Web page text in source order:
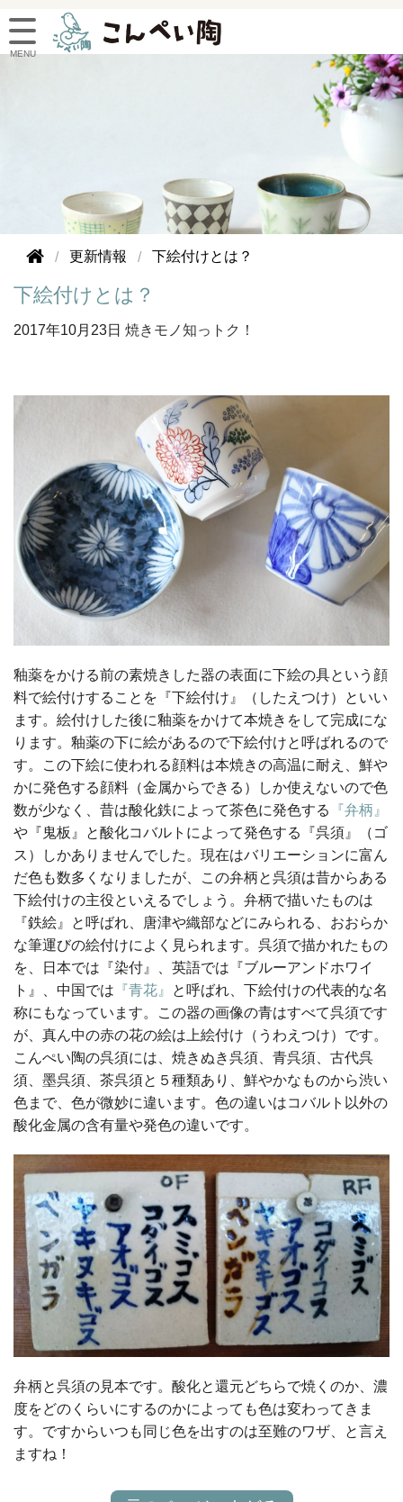
更新情報 下絵付けとは？
下絵付けとは？
2017年10月23日 焼きモノ知っトク！
釉薬をかける前の素焼きした器の表面に下絵の具という顔
料で絵付けすることを『下絵付け』（したえつけ）といい
ます。絵付けした後に釉薬をかけて本焼きをして完成にな
ります。釉薬の下に絵があるので下絵付けと呼ばれるので
す。この下絵に使われる顔料は本焼きの高温に耐え、鮮や
かに発色する顔料（金属からできる）しか使えないので色
数が少なく、昔は酸化鉄によって茶色に発色する
『弁柄』
や『鬼板』と酸化コバルトによって発色する『呉須』（ゴ
ス）しかありませんでした。現在はバリエーションに富ん
だ色も数多くなりましたが、この弁柄と呉須は昔からある
下絵付けの主役といえるでしょう。弁柄で描いたものは
『鉄絵』と呼ばれ、唐津や織部などにみられる、おおらか
な筆運びの絵付けによく見られます。呉須で描かれたもの
を、日本では『染付』、英語では『ブルーアンドホワイ
ト』、中国では 『青花』
と呼ばれ、下絵付けの代表的な名
称にもなっています。この器の画像の青はすべて呉須です
が、真ん中の赤の花の絵は上絵付け（うわえつけ）です。
こんぺい陶の呉須には、焼きぬき呉須、青呉須、古代呉
須、墨呉須、茶呉須と５種類あり、鮮やかなものから渋い
色まで、色が微妙に違います。色の違いはコバルト以外の
酸化金属の含有量や発色の違いです。
弁柄と呉須の見本です。酸化と還元どちらで焼くのか、濃
度をどのくらいにするのかによっても色は変わってきま
す。ですからいつも同じ色を出すのは至難のワザ、と言え
ますね！